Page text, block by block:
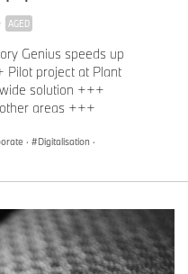
AGED
Genius speeds up
Pilot project at Plant
solution +++
areas +++
· Digitalisation ·